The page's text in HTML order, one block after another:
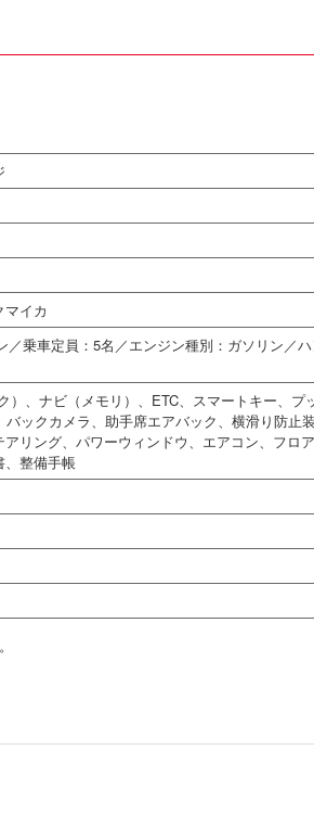
イカ
／乗車定員：5名／エンジン種別：ガソリン／ハ
）、ナビ（メモリ）、ETC、スマートキー、プ
バックカメラ、助手席エアバック、横滑り防止
リング、パワーウィンドウ、エアコン、フロ
、整備手帳